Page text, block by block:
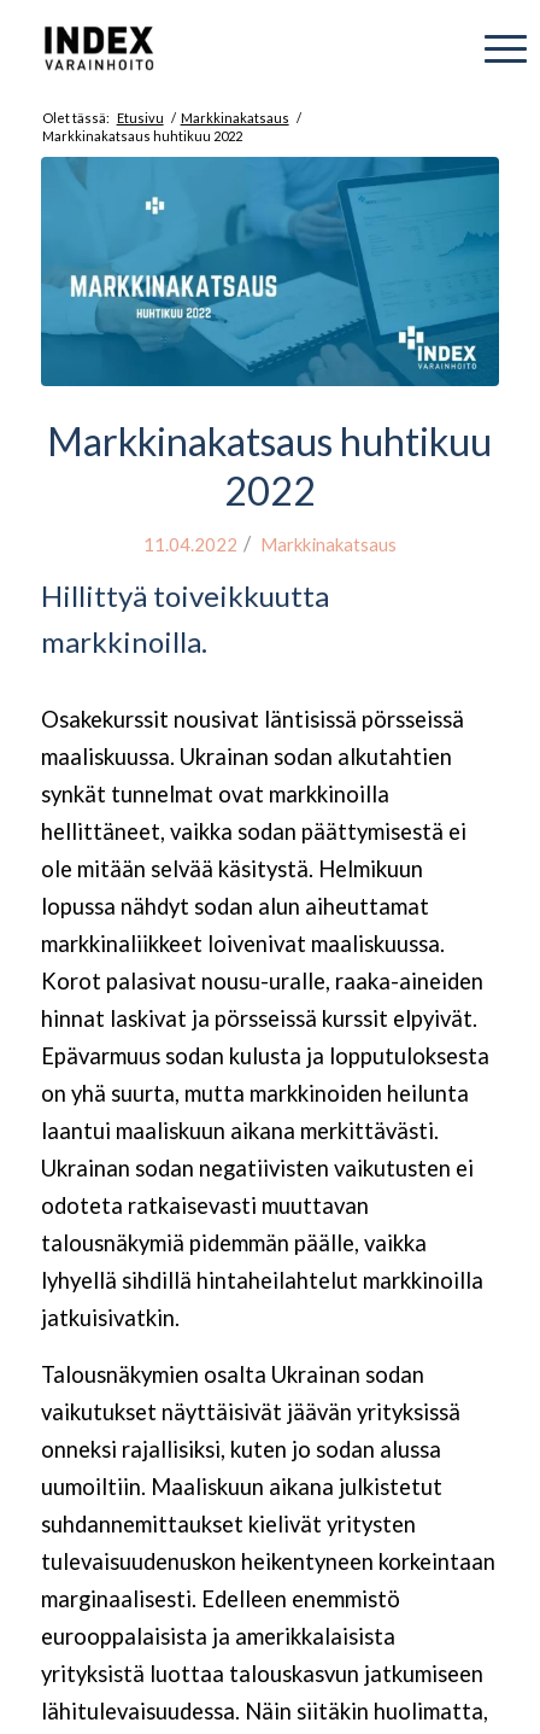
Olet tässä: Etusivu / Markkinakatsaus /
Markkinakatsaus huhtikuu 2022
Markkinakatsaus huhtikuu
2022
11.04.2022 / Markkinakatsaus
Hillittyä toiveikkuutta
markkinoilla.
Osakekurssit nousivat läntisissä pörsseissä
maaliskuussa. Ukrainan sodan alkutahtien
synkät tunnelmat ovat markkinoilla
hellittäneet, vaikka sodan päättymisestä ei
ole mitään selvää käsitystä. Helmikuun
lopussa nähdyt sodan alun aiheuttamat
markkinaliikkeet loivenivat maaliskuussa.
Korot palasivat nousu-uralle, raaka-aineiden
hinnat laskivat ja pörsseissä kurssit elpyivät.
Epävarmuus sodan kulusta ja lopputuloksesta
on yhä suurta, mutta markkinoiden heilunta
laantui maaliskuun aikana merkittävästi.
Ukrainan sodan negatiivisten vaikutusten ei
odoteta ratkaisevasti muuttavan
talousnäkymiä pidemmän päälle, vaikka
lyhyellä sihdillä hintaheilahtelut markkinoilla
jatkuisivatkin.
Talousnäkymien osalta Ukrainan sodan
vaikutukset näyttäisivät jäävän yrityksissä
onneksi rajallisiksi, kuten jo sodan alussa
uumoiltiin. Maaliskuun aikana julkistetut
suhdannemittaukset kielivät yritysten
tulevaisuudenuskon heikentyneen korkeintaan
marginaalisesti. Edelleen enemmistö
eurooppalaisista ja amerikkalaisista
yrityksistä luottaa talouskasvun jatkumiseen
lähitulevaisuudessa. Näin siitäkin huolimatta,